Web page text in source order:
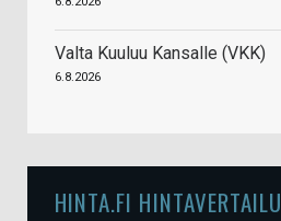
Valta Kuuluu Kansalle (VKK)
6.8.2026
HINTA.FI HINTAVERTAILU